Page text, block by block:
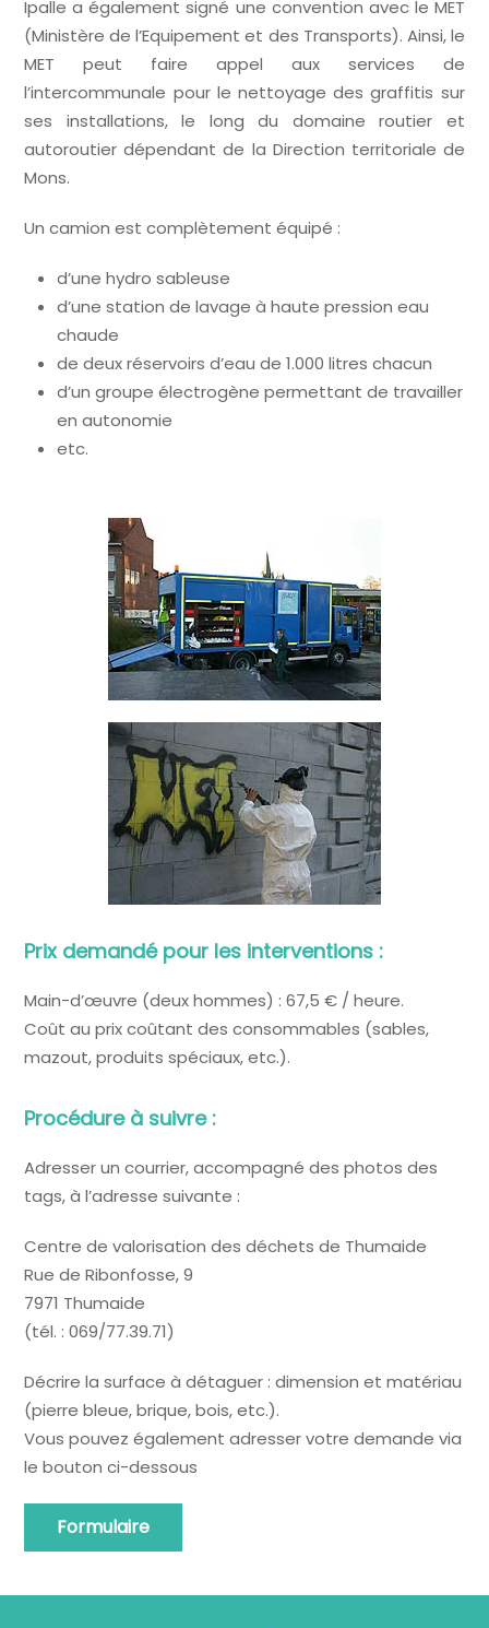
Ipalle a également signé une convention avec le MET
(Ministère de l’Equipement et des Transports). Ainsi, le
MET peut faire appel aux services de
l’intercommunale pour le nettoyage des graffitis sur
ses installations, le long du domaine routier et
autoroutier dépendant de la Direction territoriale de
Mons.
Un camion est complètement équipé :
d’une hydro sableuse
d’une station de lavage à haute pression eau
chaude
de deux réservoirs d’eau de 1.000 litres chacun
d’un groupe électrogène permettant de travailler
en autonomie
etc.
Prix demandé pour les interventions :
Main-d’œuvre (deux hommes) : 67,5 € / heure.
Coût au prix coûtant des consommables (sables,
mazout, produits spéciaux, etc.).
Procédure à suivre :
Adresser un courrier, accompagné des photos des
tags, à l’adresse suivante :
Centre de valorisation des déchets de Thumaide
Rue de Ribonfosse, 9
7971 Thumaide
(tél. : 069/77.39.71)
Décrire la surface à détaguer : dimension et matériau
(pierre bleue, brique, bois, etc.).
Vous pouvez également adresser votre demande via
le bouton ci-dessous
Formulaire